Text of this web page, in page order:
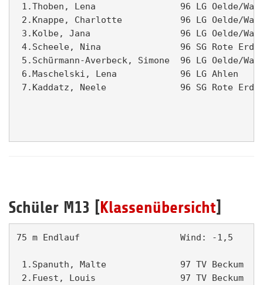
1.Thoben, Lena                96 LG Oelde/
2.Knappe, Charlotte           96 LG Oelde/
3.Kolbe, Jana                 96 LG Oelde/
4.Scheele, Nina               96 SG Rote
5.Schürmann-Averbeck, Simone  96 LG
6.Maschelski, Lena            96 LG
7.Kaddatz, Neele              96 SG Rote
Schüler M13 [Klassenübersicht]
75 m Endlauf                   Wind: -1,5
1.Spanuth, Malte              97 TV
2.Fuest, Louis                97 TV